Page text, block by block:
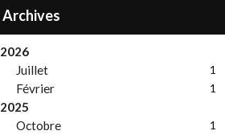
Archives
2026
Juillet
1
Février 1
2025
Octobre
1